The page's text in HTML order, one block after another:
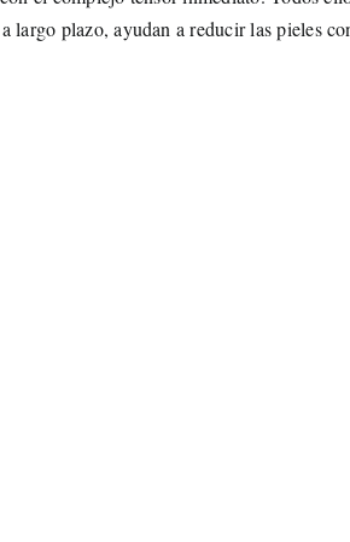
largo plazo, ayudan a reducir las pieles